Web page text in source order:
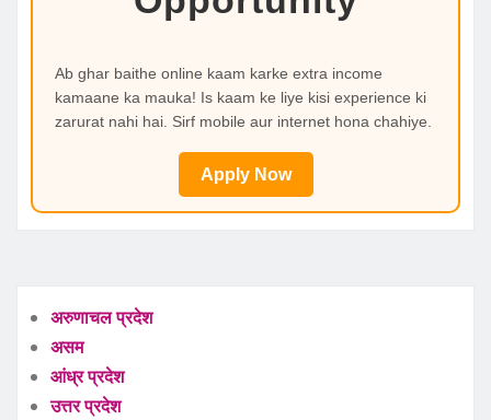
Ab ghar baithe online kaam karke extra income
kamaane ka mauka! Is kaam ke liye kisi experience ki
zarurat nahi hai. Sirf mobile aur internet hona chahiye.
Apply Now
अरुणाचल प्रदेश
असम
आंध्र प्रदेश
उत्तर प्रदेश